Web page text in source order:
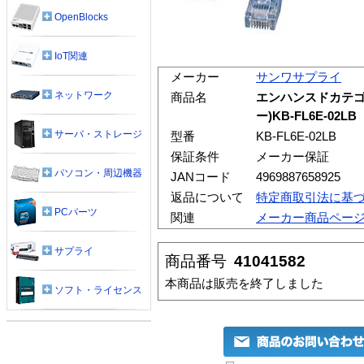
メーカー
サンワサプライ
商品名
エンハンスドカテ
ー)KB-FL6E-02LB
型番
KB-FL6E-02LB
保証条件
メーカー保証
JANコード
4969887658925
返品について
特定商取引法に基
関連
メーカー商品ペー
商品番号 41041582
本商品は販売を終了しました
OpenBlocks
IoT関連
ネットワーク
サーバ・ストレージ
パソコン・周辺機器
PCパーツ
サプライ
ソフト・ライセンス